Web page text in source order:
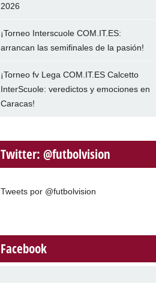
2026
¡Torneo Interscuole COM.IT.ES:
arrancan las semifinales de la pasión!
¡Torneo fv Lega COM.IT.ES Calcetto
InterScuole: veredictos y emociones en
Caracas!
Twitter: @futbolvision
Tweets por @futbolvision
Facebook